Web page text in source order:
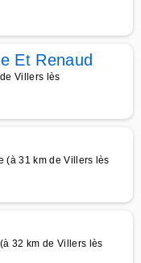
Et Renaud
Villers lès
(à 31 km de Villers lès
32 km de Villers lès